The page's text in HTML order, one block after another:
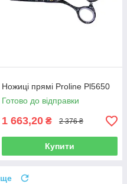
Ножиці прямі Proline Pl5650
Готово до відправки
1 663,20 ₴ 2 376 ₴
Купити
ще